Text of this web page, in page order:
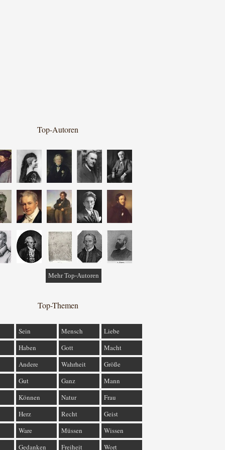
Top-Autoren
Mehr Top-Autoren
Top-Themen
Sein Mensch
Liebe
Haben Gott
Macht
Andere Wahrheit
Größe
Gut Ganz
Mann
Können Natur
Frau
Herz Recht
Geist
Ware Müssen
Wissen
Gedanken Freiheit Wort